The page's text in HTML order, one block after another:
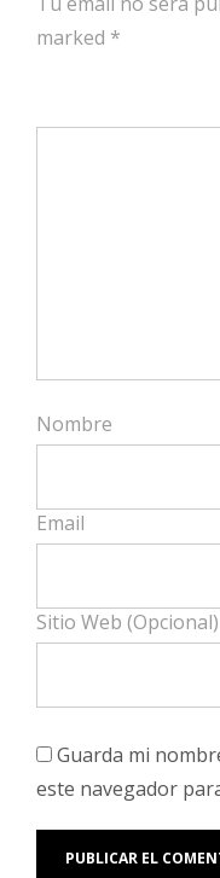
marked *
Nombre
Email
Sitio Web (Opcional)
Guarda mi
este navegador